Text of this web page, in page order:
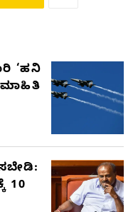
‘ಹನಿ
ಮಾಹಿತಿ
10